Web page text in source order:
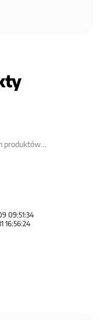
produktów...
09:51:34
16:56:24